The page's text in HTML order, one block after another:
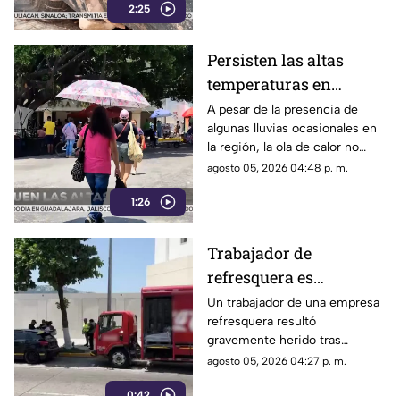
2:25
automóviles abandonados en la
vía pública.
1:26
Persisten las altas
temperaturas en
Guerrero por efecto de
la canícula
A pesar de la presencia de
algunas lluvias ocasionales en
la región, la ola de calor no
cede en el estado de Guerrero.
agosto 05, 2026 04:48 p. m.
Trabajador de
refresquera es
atropellado en la
Costera Miguel Alemán
Un trabajador de una empresa
refresquera resultó
gravemente herido tras
resbalar de su camión y ser
agosto 05, 2026 04:27 p. m.